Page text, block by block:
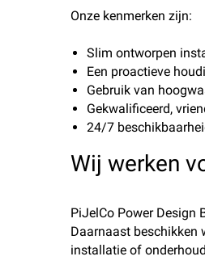
Onze kenmerken zijn:
Slim ontworpen
Een proactieve
Gebruik van
Gekwalificeerd,
24/7
Wij werken
PiJelCo Power Design
Daarnaast beschikken
installatie of